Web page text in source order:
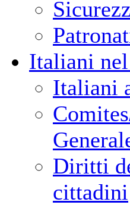
Italiani
Italiani
Diritti
cittadini